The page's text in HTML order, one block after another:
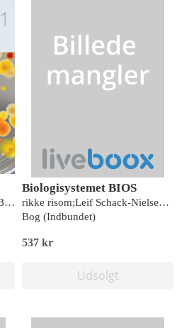
Kim Bruun;Karen Helmig;Pia Birgitte Geertsen
Biologisystemet BIOS
rikke risom;Leif Schack-Nielsen;Anders V. Thomsen;Thomas Bach Piekut
Bog (Indbundet)
537 kr
Udsolgt